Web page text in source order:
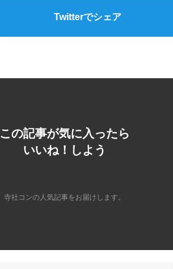
Twitterでシェア
この記事が気に入ったら
いいね！しよう
寺社コンの人気記事をお届けします。